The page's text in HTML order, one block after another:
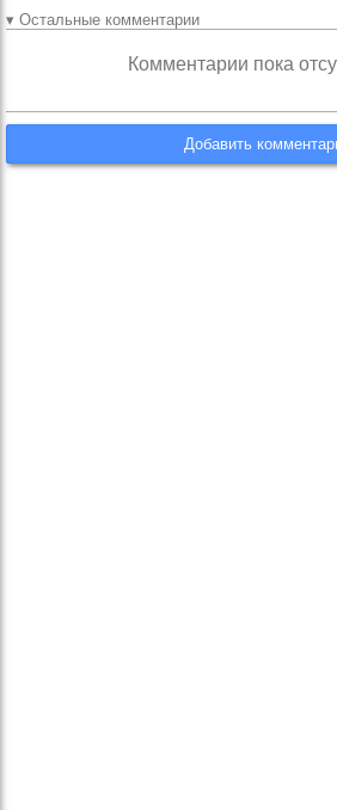
▾ Остальные комментарии
Комментарии пока
Добавить